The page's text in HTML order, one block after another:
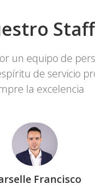
Staff
un equipo de
de servicio
la excelencia
Francisco